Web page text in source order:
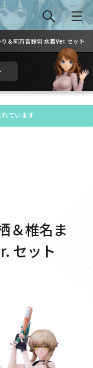
＆阿万音鈴羽 水着Ver. セット
ています
＆椎名ま
セット